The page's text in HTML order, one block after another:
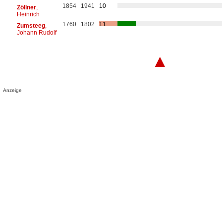
Zöllner,
Heinrich
1854 1941 10
Zumsteeg,
Johann Rudolf
1760 1802 11
▲
Anzeige